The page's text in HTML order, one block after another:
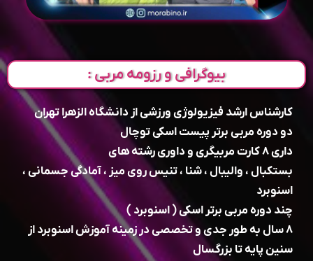
بیوگرافی و رزومه مربی :
کارشناس ارشد فیزیولوژی ورزشی از دانشگاه الزهرا تهران
دو دوره مربی برتر پیست اسکی توچال
داری ۸ کارت مربیگری و داوری رشته های
بستکبال ، والیبال ، شنا ، تنیس روی میز ، آمادگی جسمانی ،
اسنوبرد
چند دوره مربی برتر اسکی ( اسنوبرد )
۸ سال به طور جدی و تخصصی در زمینه آموزش اسنوبرد از
سنین پایه تا بزرگسال